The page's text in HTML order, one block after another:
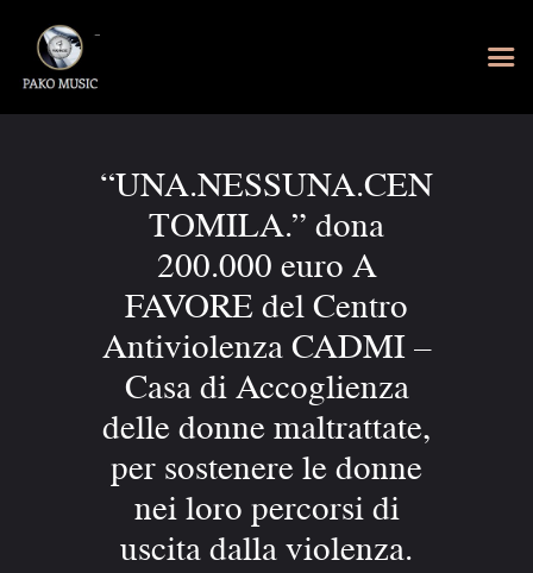
“UNA.NESSUNA.CEN
TOMILA.” dona
200.000 euro A
FAVORE del Centro
Antiviolenza CADMI –
Casa di Accoglienza
delle donne maltrattate,
per sostenere le donne
nei loro percorsi di
uscita dalla violenza.